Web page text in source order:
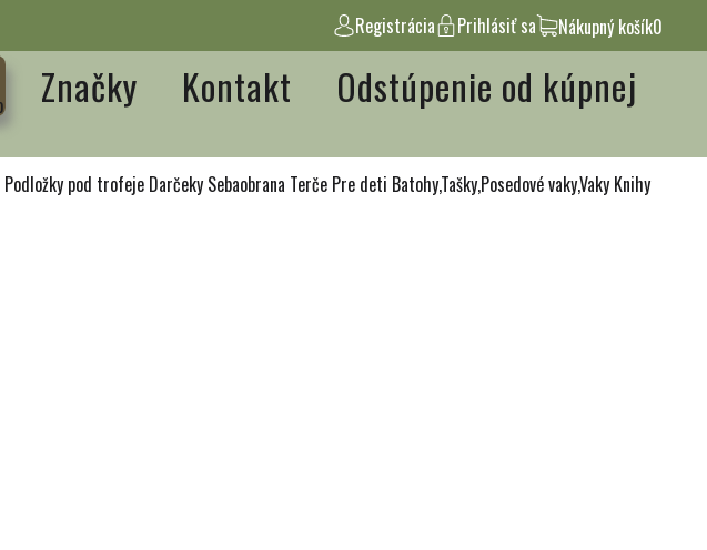
Registrácia Prihlásiť sa Nákupný košík0
Značky Kontakt Odstúpenie od kúpnej
Podložky pod trofeje Darčeky Sebaobrana Terče Pre deti Batohy,Tašky,Posedové vaky,Vaky Knihy